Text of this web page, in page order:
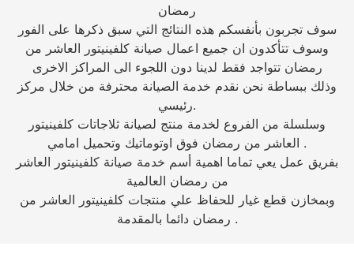
رمضان
سوف تجربون بأنفسكم هذه النتائج التي سبق ذكرها على الفور
وسوف تتأكدون ان جميع اعمال صيانة كلفينيتور العاشر من
رمضان تتواجد فقط لدينا دون اللجوء الى المراكز الاخرى
وذلك ببساطة نحن نقدم خدمة الصيانة محترفة من خلال مركز
رئيسي.
وسلسلة من الفروع لخدمة منتج لصيانة ثلاجاتات كلفينيتور
العاشر من رمضان فوق اوتوماتيك وتحميل امامي .
بفريق عمل يعي تماما اهمية أسم خدمة صيانة كلفينيتور العاشر
من رمضان العالمية
وبمخازن قطع غيار للحفاظ علي منتجات كلفينيتور العاشر من
رمضان دائما بالمقدمة .